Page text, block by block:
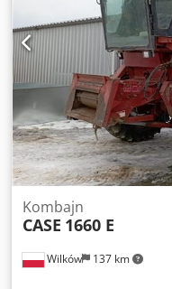
Wilków 137 km
Kombajn
CASE 1660 E